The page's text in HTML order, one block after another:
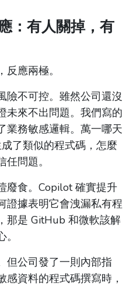
：有人關掉，有
應兩極。
險不可控。雖然公司還沒
未來不出問題。我們寫的
業務敏感邏輯。萬一哪天
了類似的程式碼，怎麼
問題。
廢食。Copilot 確實提升
證據表明它會洩漏私有程
那是 GitHub 和微軟該解
但公司發了一則內部指
感資料的程式碼撰寫時，